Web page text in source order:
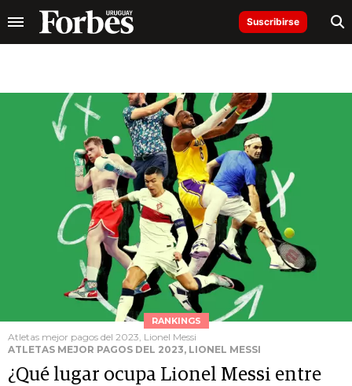
Suscribirse
RANKINGS
Atletas mejor pagos del 2023, Lionel Messi
ATLETAS MEJOR PAGOS DEL 2023, LIONEL MESSI
¿Qué lugar ocupa Lionel Messi entre